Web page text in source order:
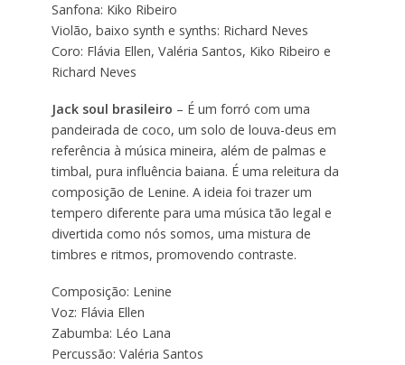
Sanfona: Kiko Ribeiro
Violão, baixo synth e synths: Richard Neves
Coro: Flávia Ellen, Valéria Santos, Kiko Ribeiro e
Richard Neves
Jack soul brasileiro – É um forró com uma
pandeirada de coco, um solo de louva-deus em
referência à música mineira, além de palmas e
timbal, pura influência baiana. É uma releitura da
composição de Lenine. A ideia foi trazer um
tempero diferente para uma música tão legal e
divertida como nós somos, uma mistura de
timbres e ritmos, promovendo contraste.
Composição: Lenine
Voz: Flávia Ellen
Zabumba: Léo Lana
Percussão: Valéria Santos